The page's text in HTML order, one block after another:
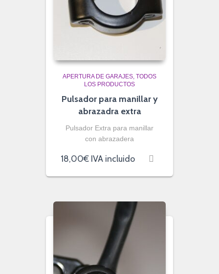
APERTURA DE GARAJES TODOS
LOS PRODUCTOS
Pulsador para manillar y
abrazadra extra
Pulsador Extra para manillar
con abrazadera
18,00€ IVA incluido